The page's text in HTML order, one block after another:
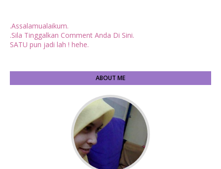
.Assalamualaikum.
.Sila Tinggalkan Comment Anda Di Sini.
SATU pun jadi lah ! hehe.
ABOUT ME